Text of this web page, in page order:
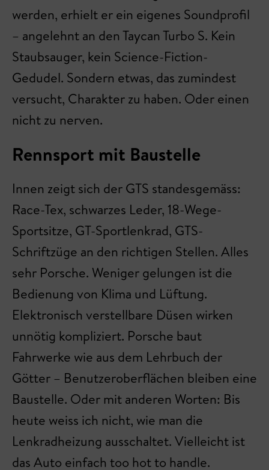
werden, erhielt er ein eigenes Soundprofil
– angelehnt an den Taycan Turbo S. Kein
Staubsauger, kein Science-Fiction-
Gedudel. Sondern etwas, das zumindest
versucht, Charakter zu haben. Oder einen
nicht zu nerven.
Rennsport mit Baustelle
Innen zeigt sich der GTS standesgemäss:
Race-Tex, schwarzes Leder, 18-Wege-
Sportsitze, GT-Sportlenkrad, GTS-
Schriftzüge an den richtigen Stellen. Alles
sehr Porsche. Weniger gelungen ist die
Bedienung von Klima und Lüftung.
Elektronisch verstellbare Düsen wirken
unnötig kompliziert. Porsche baut
Fahrwerke wie aus dem Lehrbuch der
Götter – Benutzeroberflächen bleiben eine
Baustelle. Oder mit anderen Worten: Bis
heute weiss ich nicht, wie man die
Lenkradheizung ausschaltet. Vielleicht ist
das Auto einfach too hot to handle.